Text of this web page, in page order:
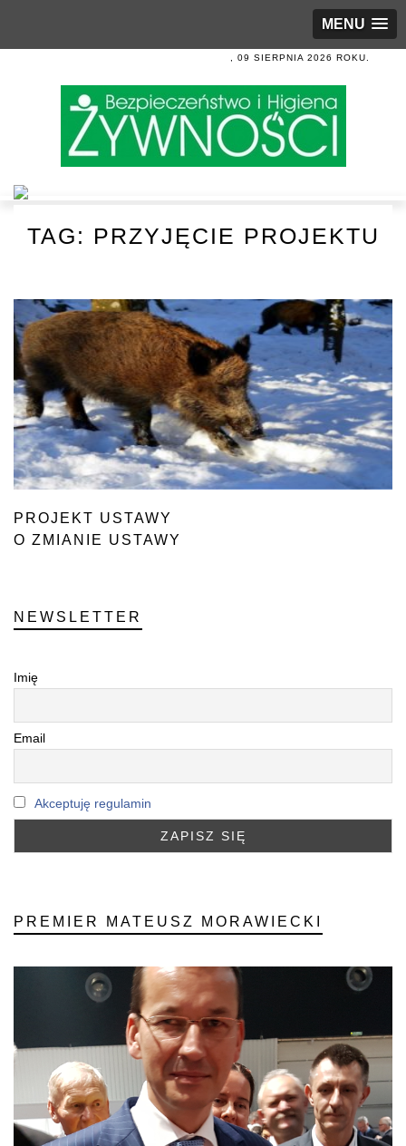
MENU
, 09 SIERPNIA 2026 ROKU.
TAG: PRZYJĘCIE PROJEKTU
PROJEKT USTAWY
O ZMIANIE USTAWY
NEWSLETTER
Imię
Email
Akceptuję regulamin
PREMIER MATEUSZ MORAWIECKI